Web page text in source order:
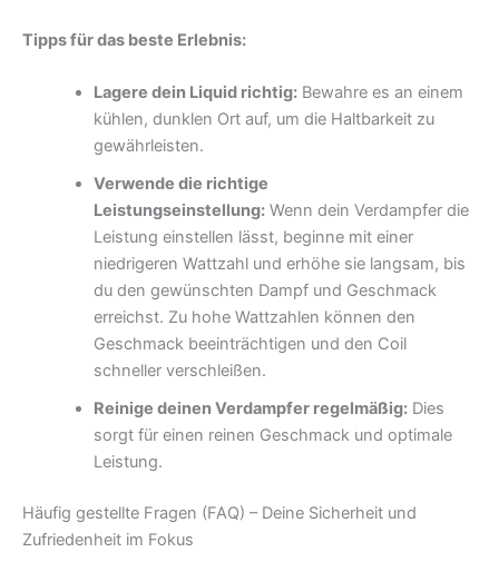
Tipps für das beste Erlebnis:
Lagere dein Liquid richtig:Bewahre es an einem
kühlen, dunklen Ort auf, um die Haltbarkeit zu
gewährleisten.
Verwende die richtige
Leistungseinstellung:Wenn dein Verdampfer die
Leistung einstellen lässt, beginne mit einer
niedrigeren Wattzahl und erhöhe sie langsam, bis
du den gewünschten Dampf und Geschmack
erreichst. Zu hohe Wattzahlen können den
Geschmack beeinträchtigen und den Coil
schneller verschleißen.
Reinige deinen Verdampfer regelmäßig:Dies
sorgt für einen reinen Geschmack und optimale
Leistung.
Häufig gestellte Fragen (FAQ) – Deine Sicherheit und
Zufriedenheit im Fokus